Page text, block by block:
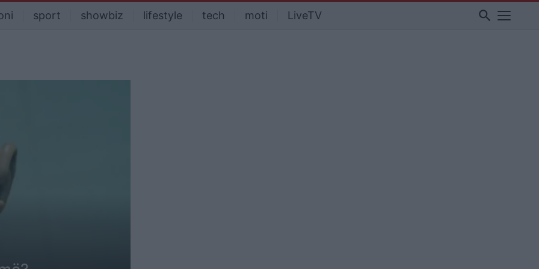
sport showbiz lifestyle tech moti LiveTV search